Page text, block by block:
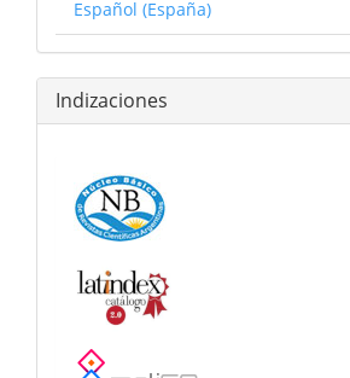
Español (España)
Indizaciones